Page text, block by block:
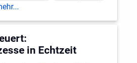
in Echtzeit